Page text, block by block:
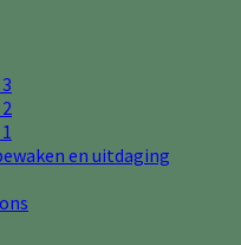
en uitdaging